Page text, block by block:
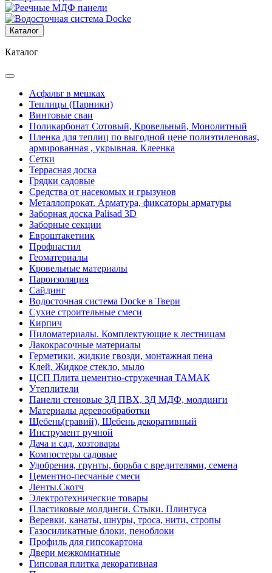
Каталог
Каталог
Асфальт в мешках
Теплицы (Парники)
Винтовые сваи
Поликарбонат Сотовый, Кровельный, Монолитный
Пленка для теплиц по выгодной цене полиэтиленовая,
армированная , укрывная. Клеенка
Сетки
Террасная доска
Грядки садовые
Средства от насекомых и грызунов
Металлопрокат. Арматура, фиксаторы арматуры
Заборная доска Palisad 3D
Заборные секции
Евроштакетник
Профнастил
Геоматериалы
Кровельные материалы
Пароизоляция
Сайдинг
Водосточная система Docke в Твери
Сухие строительные смеси
Кирпич
Пиломатериалы. Комплектующие к лестницам
Лакокрасочные материалы
Герметики, жидкие гвозди, монтажная пена
Клей. Жидкое стекло, мыло
ЦСП Плита цементно-стружечная ТАМАК
Утеплители
Панели стеновые 3Д ПВХ, 3Д МДФ, молдинги
Материалы деревообработки
Щебень(гравий), Щебень декоративный
Инструмент ручной
Дача и сад, хозтовары
Компостеры садовые
Удобрения, грунты, борьба с вредителями, семена
Цементно-песчаные смеси
Ленты.Скотч
Электротехнические товары
Пластиковые молдинги. Стыки. Плинтуса
Веревки, канаты, шнуры, троса, нити, стропы
Газосиликатные блоки, пеноблоки
Профиль для гипсокартона
Двери межкомнатные
Гипсовая плитка декоративная